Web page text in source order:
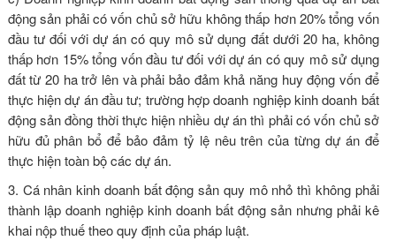
động sản phải có vốn chủ sở hữu không thấp hơn 20% tổng vốn
đầu tư đối với dự án có quy mô sử dụng đất dưới 20 ha, không
thấp hơn 15% tổng vốn đầu tư đối với dự án có quy mô sử dụng
đất từ 20 ha trở lên và phải bảo đảm khả năng huy động vốn để
thực hiện dự án đầu tư; trường hợp doanh nghiệp kinh doanh bất
động sản đồng thời thực hiện nhiều dự án thì phải có vốn chủ sở
hữu đủ phân bổ để bảo đảm tỷ lệ nêu trên của từng dự án để
thực hiện toàn bộ các dự án.
3. Cá nhân kinh doanh bất động sản quy mô nhỏ thì không phải
thành lập doanh nghiệp kinh doanh bất động sản nhưng phải kê
khai nộp thuế theo quy định của pháp luật.